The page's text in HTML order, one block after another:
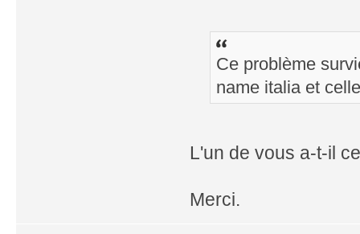
Ce problème
name italia et
L'un de vous a-t-il
Merci.